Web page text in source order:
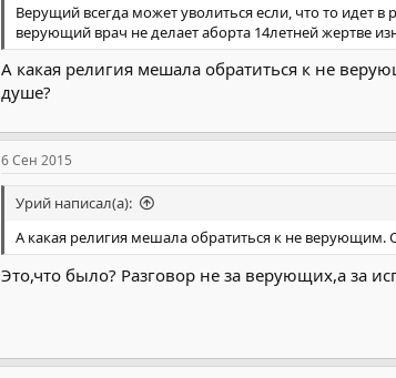
Верущий всегда может уволиться если, что то идет
верующий врач не делает аборта 14летней жертве
А какая религия мешала обратиться к не
душе?
6 Сен 2015
Урий написал(а):
А какая религия мешала обратиться к не верующим.
Это,что было? Разговор не за верующих,а за